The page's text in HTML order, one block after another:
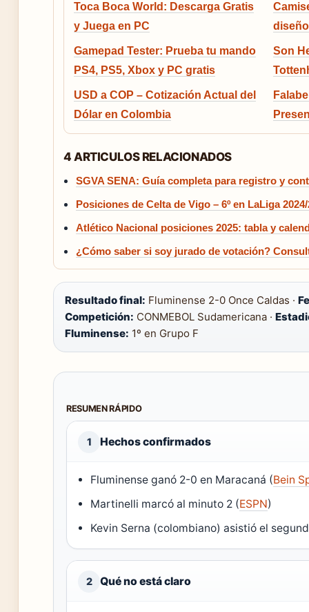
Toca Boca World: Descarga Gratis
y Juega en PC
Gamepad Tester: Prueba tu mando
PS4, PS5, Xbox y PC gratis
Son
USD a COP – Cotización Actual del
Dólar en Colombia
4 ARTICULOS RELACIONADOS
SGVA SENA: Guía completa para registro y
Posiciones de Celta de Vigo – 6º en LaLiga
Atlético Nacional posiciones 2025: tabla y
¿Cómo saber si soy jurado de votación?
Resultado final: Fluminense 2-0 Once Caldas ·
Competición: CONMEBOL Sudamericana ·
Fluminense: 1º en Grupo F
RESUMEN RÁPIDO
1 Hechos confirmados
Fluminense ganó 2-0 en Maracaná (Bein
Martinelli marcó al minuto 2 (ESPN)
Kevin Serna (colombiano) asistió el
2 Qué no está claro